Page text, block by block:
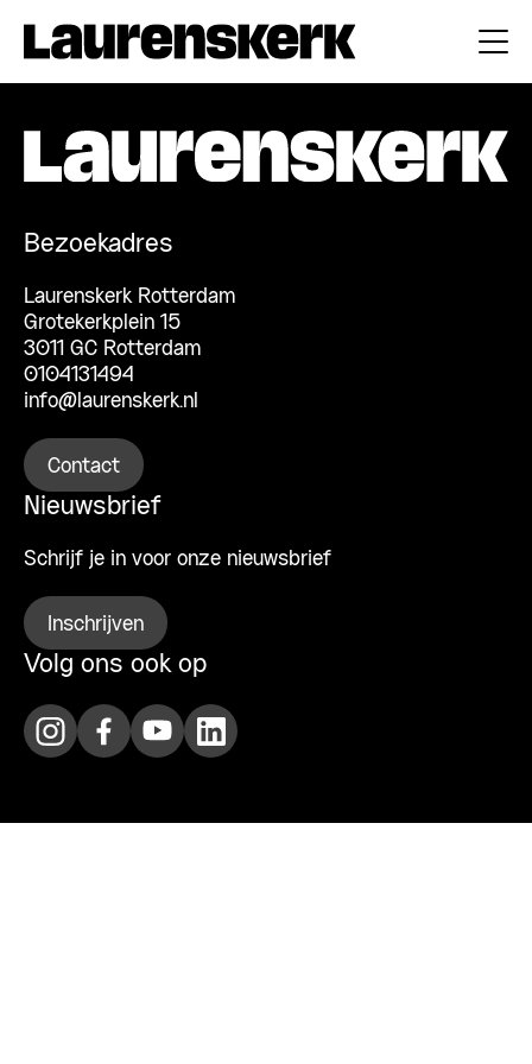
Bezoekadres
Laurenskerk Rotterdam
Grotekerkplein 15
3011 GC Rotterdam
0104131494
info@laurenskerk.nl
Contact
Nieuwsbrief
Schrijf je in voor onze nieuwsbrief
Inschrijven
Volg ons ook op